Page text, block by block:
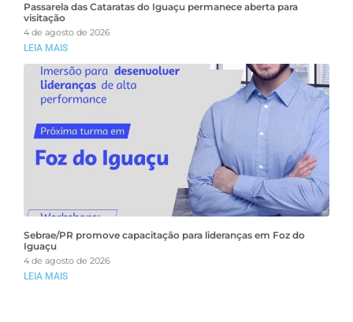
Passarela das Cataratas do Iguaçu permanece aberta para
visitação
4 de agosto de 2026
LEIA MAIS
Sebrae/PR promove capacitação para lideranças em Foz do
Iguaçu
4 de agosto de 2026
LEIA MAIS